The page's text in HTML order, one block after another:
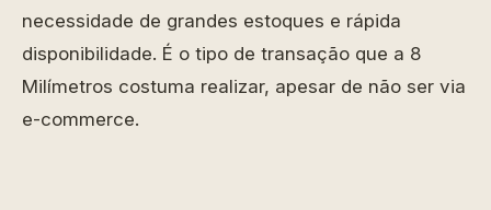
necessidade de grandes estoques e rápida
disponibilidade. É o tipo de transação que a 8
Milímetros costuma realizar, apesar de não ser via
e-commerce.